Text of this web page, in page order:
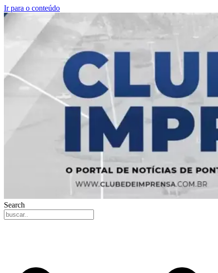
Ir para o conteúdo
Search